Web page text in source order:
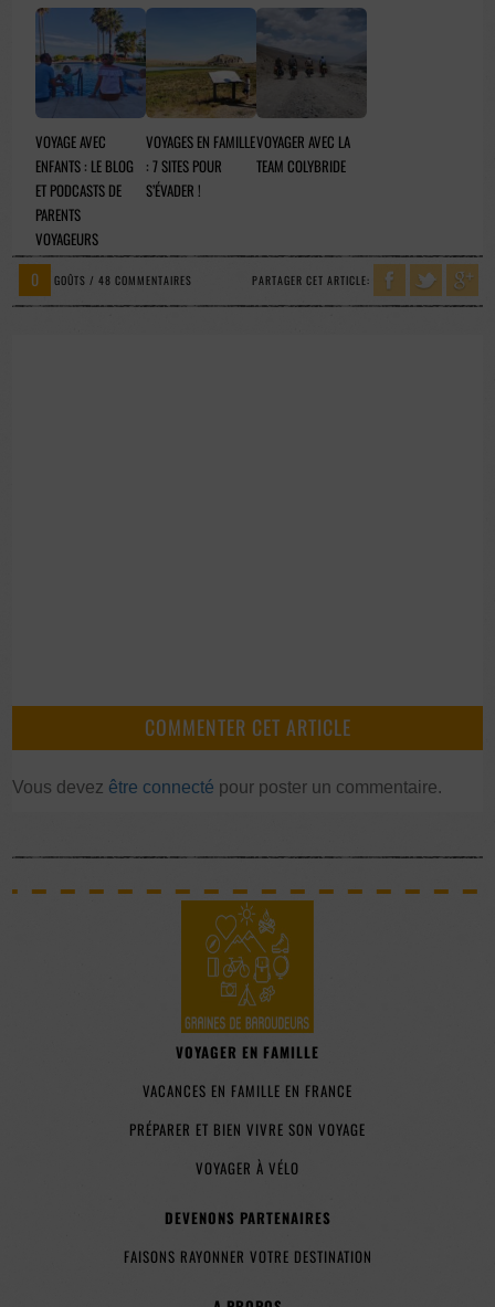
VOYAGE AVEC
ENFANTS : LE BLOG
ET PODCASTS DE
PARENTS
VOYAGEURS
VOYAGES EN FAMILLE
: 7 SITES POUR
S’ÉVADER !
VOYAGER AVEC LA
TEAM COLYBRIDE
0 GOÛTS / 48 COMMENTAIRES PARTAGER CET ARTICLE:
COMMENTER CET ARTICLE
Vous devez être connecté pour poster un commentaire.
VOYAGER EN FAMILLE
VACANCES EN FAMILLE EN FRANCE
PRÉPARER ET BIEN VIVRE SON VOYAGE
VOYAGER À VÉLO
DEVENONS PARTENAIRES
FAISONS RAYONNER VOTRE DESTINATION